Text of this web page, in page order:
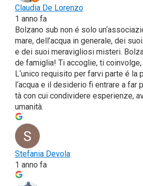
Clau­dia De Loren­zo
1 anno fa
Bol­za­no sub non é solo
mare, dell’acqua in gene­ra­le, dei
e dei suoi mera­vi­glio­si miste­ri.
de fami­glia! Ti acco­glie, ti
L‘unico requi­si­to per far­vi par­te é la
l‘acqua e il desi­de­rio fi entra­re a far
tà con cui con­di­vi­de­re espe­rien­ze,
umanità.
Ste­fa­nia Devo­la
1 anno fa